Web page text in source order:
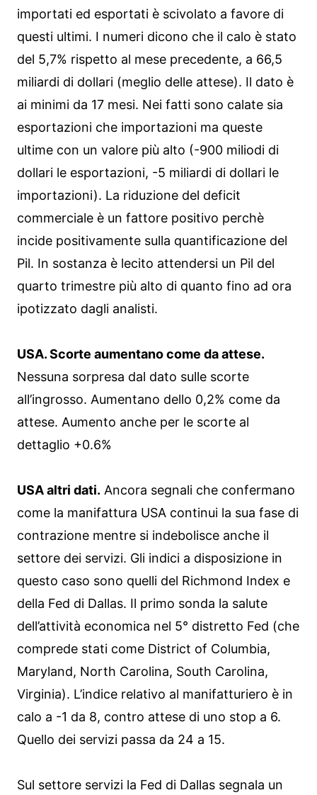
importati ed esportati è scivolato a favore di
questi ultimi. I numeri dicono che il calo è stato
del 5,7% rispetto al mese precedente, a 66,5
miliardi di dollari (meglio delle attese). Il dato è
ai minimi da 17 mesi. Nei fatti sono calate sia
esportazioni che importazioni ma queste
ultime con un valore più alto (-900 miliodi di
dollari le esportazioni, -5 miliardi di dollari le
importazioni). La riduzione del deficit
commerciale è un fattore positivo perchè
incide positivamente sulla quantificazione del
Pil. In sostanza è lecito attendersi un Pil del
quarto trimestre più alto di quanto fino ad ora
ipotizzato dagli analisti.
USA. Scorte aumentano come da attese.
Nessuna sorpresa dal dato sulle scorte
all’ingrosso. Aumentano dello 0,2% come da
attese. Aumento anche per le scorte al
dettaglio +0.6%
USA altri dati. Ancora segnali che confermano
come la manifattura USA continui la sua fase di
contrazione mentre si indebolisce anche il
settore dei servizi. Gli indici a disposizione in
questo caso sono quelli del Richmond Index e
della Fed di Dallas. Il primo sonda la salute
dell’attività economica nel 5° distretto Fed (che
comprede stati come District of Columbia,
Maryland, North Carolina, South Carolina,
Virginia). L’indice relativo al manifatturiero è in
calo a -1 da 8, contro attese di uno stop a 6.
Quello dei servizi passa da 24 a 15.
Sul settore servizi la Fed di Dallas segnala un